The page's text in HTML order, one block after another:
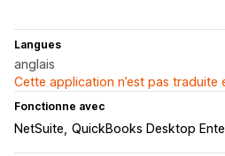
Langues
anglais
Cette application n’est pas traduite
Fonctionne avec
NetSuite QuickBooks Desktop